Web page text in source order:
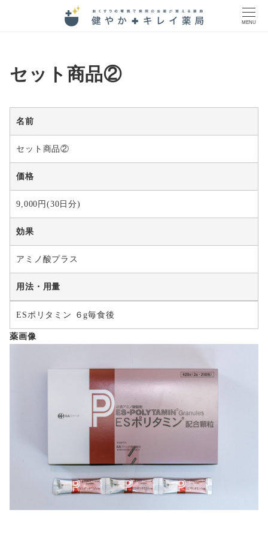
MENU
セット商品②
名前
セット商品②
価格
9,000円(30日分)
効果
アミノ酸プラス
用法・用量
ESポリタミン ６g毎食後
薬画像